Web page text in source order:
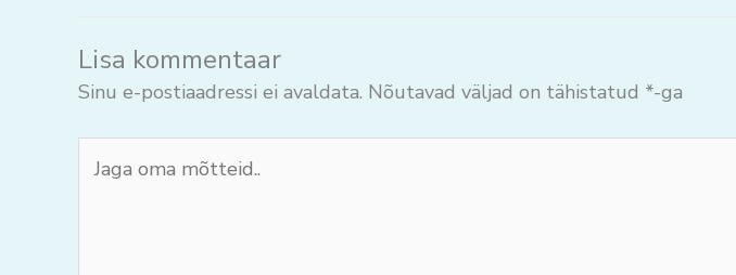
Lisa kommentaar
Sinu e-postiaadressi ei avaldata. Nõutavad väljad on tähistatud *-ga
oma